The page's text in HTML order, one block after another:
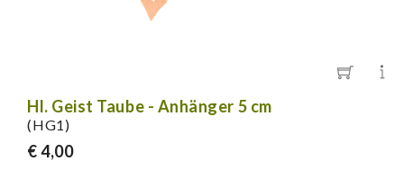
Hl. Geist Taube - Anhänger 5 cm
(HG1)
€ 4,00